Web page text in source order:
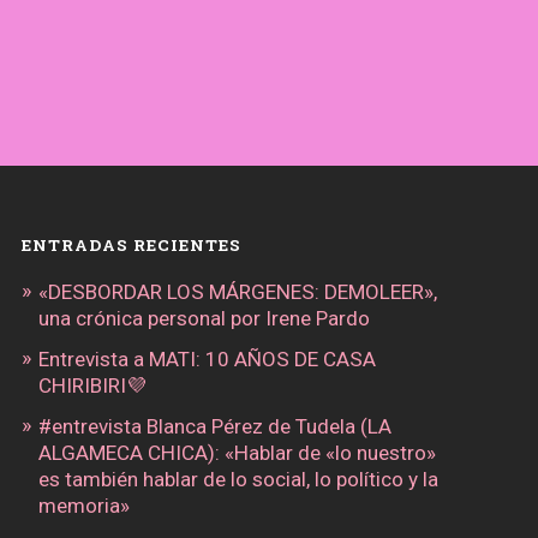
ENTRADAS RECIENTES
«DESBORDAR LOS MÁRGENES: DEMOLEER»,
una crónica personal por Irene Pardo
Entrevista a MATI: 10 AÑOS DE CASA
CHIRIBIRI💜
#entrevista Blanca Pérez de Tudela (LA
ALGAMECA CHICA): «Hablar de «lo nuestro»
es también hablar de lo social, lo político y la
memoria»